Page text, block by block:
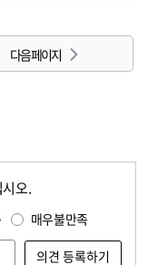
다음 페이지
오.
매우불만족